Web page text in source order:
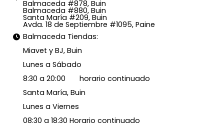
Balmaceda #878, Buin
Balmaceda #880, Buin
Santa María #209, Buin
Avda. 18 de Septiembre #1095, Paine
Balmaceda Tiendas:
Miavet y BJ, Buin
Lunes a Sábado
8:30 a 20:00 horario continuado
Santa María, Buin
Lunes a Viernes
08:30 a 18:30 Horario continuado